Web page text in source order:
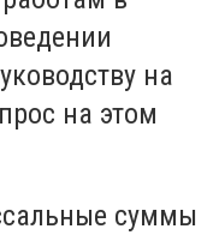
на
на этом
суммы